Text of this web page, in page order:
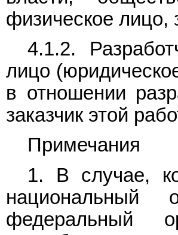
физическое лицо,
4.1.2.
лицо
в отношении
заказчик этой
Примечания
1. В случае,
национальный
федеральный